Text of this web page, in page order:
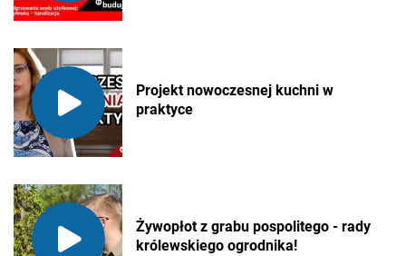
Projekt nowoczesnej kuchni w
praktyce
Żywopłot z grabu pospolitego - rady
królewskiego ogrodnika!